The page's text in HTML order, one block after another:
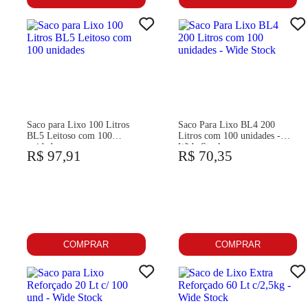
Saco para Lixo 100 Litros
BL5 Leitoso com 100
unidades
R$ 97,91
COMPRAR
Saco Para Lixo BL4 200
Litros com 100 unidades -
Wide Stock
R$ 70,35
COMPRAR